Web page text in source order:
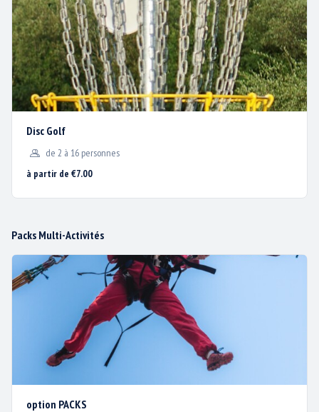
ACTUS / PROMOS
CONTACT & PLAN D’ACCÈS
MENTIONS LÉGALES
1200 avenue de la Plage
Disc Golf
de 2 à 16 personnes
à partir de €7.00
Packs Multi-Activités
option PACKS